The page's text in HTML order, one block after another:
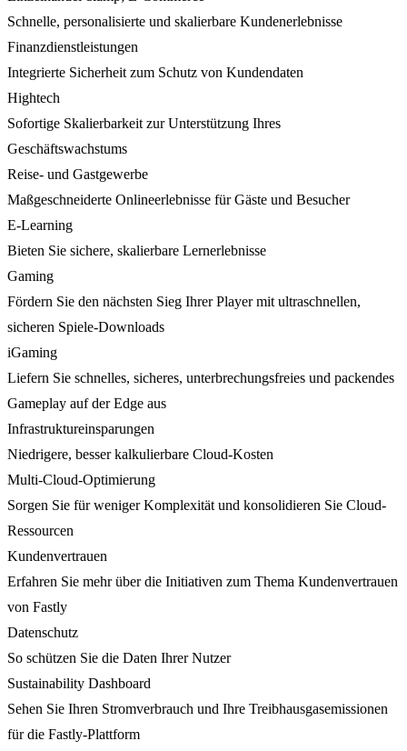
Schnelle, personalisierte und skalierbare Kundenerlebnisse
Finanzdienstleistungen
Integrierte Sicherheit zum Schutz von Kundendaten
Hightech
Sofortige Skalierbarkeit zur Unterstützung Ihres
Geschäftswachstums
Reise- und Gastgewerbe
Maßgeschneiderte Onlineerlebnisse für Gäste und Besucher
E-Learning
Bieten Sie sichere, skalierbare Lernerlebnisse
Gaming
Fördern Sie den nächsten Sieg Ihrer Player mit ultraschnellen,
sicheren Spiele-Downloads
iGaming
Liefern Sie schnelles, sicheres, unterbrechungsfreies und packendes
Gameplay auf der Edge aus
Infrastruktureinsparungen
Niedrigere, besser kalkulierbare Cloud-Kosten
Multi-Cloud-Optimierung
Sorgen Sie für weniger Komplexität und konsolidieren Sie Cloud-
Ressourcen
Kundenvertrauen
Erfahren Sie mehr über die Initiativen zum Thema Kundenvertrauen
von Fastly
Datenschutz
So schützen Sie die Daten Ihrer Nutzer
Sustainability Dashboard
Sehen Sie Ihren Stromverbrauch und Ihre Treibhausgasemissionen
für die Fastly-Plattform